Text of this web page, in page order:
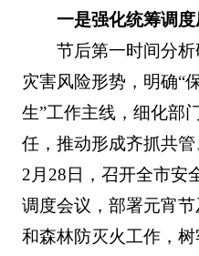
一是强化统筹调
节后第一时间分
灾害风险形势，明确“
生”工作主线，细化部
任，推动形成齐抓共管
2月28日，召开全市安
调度会议，部署元宵
和森林防灭火工作，